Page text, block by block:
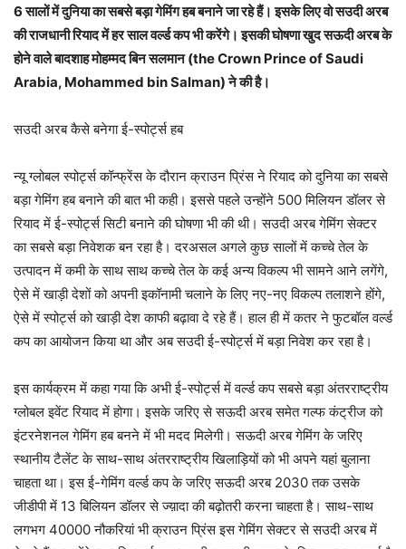
6 सालों में दुनिया का सबसे बड़ा गेमिंग हब बनाने जा रहे हैं। इसके लिए वो सउदी अरब
की राजधानी रियाद में हर साल वर्ल्ड कप भी करेंगे। इसकी घोषणा खुद सऊदी अरब के
होने वाले बादशाह मोहम्मद बिन सलमान (the Crown Prince of Saudi
Arabia, Mohammed bin Salman) ने की है।
सउदी अरब कैसे बनेगा ई-स्पोर्ट्स हब
न्यू ग्लोबल स्पोर्ट्स कॉन्फ्रेंस के दौरान क्राउन प्रिंस ने रियाद को दुनिया का सबसे
बड़ा गेमिंग हब बनाने की बात भी कही। इससे पहले उन्होंने 500 मिलियन डॉलर से
रियाद में ई-स्पोर्ट्स सिटी बनाने की घोषणा भी की थी। सउदी अरब गेमिंग सेक्टर
का सबसे बड़ा निवेशक बन रहा है। दरअसल अगले कुछ सालों में कच्चे तेल के
उत्पादन में कमी के साथ साथ कच्चे तेल के कई अन्य विकल्प भी सामने आने लगेंगे,
ऐसे में खाड़ी देशों को अपनी इकॉनामी चलाने के लिए नए-नए विकल्प तलाशने होंगे,
ऐसे में स्पोर्ट्स को खाड़ी देश काफी बढ़ावा दे रहे हैं। हाल ही में कतर ने फुटबॉल वर्ल्ड
कप का आयोजन किया था और अब सउदी ई-स्पोर्ट्स में बड़ा निवेश कर रहा है।
इस कार्यक्रम में कहा गया कि अभी ई-स्पोर्ट्स में वर्ल्ड कप सबसे बड़ा अंतरराष्ट्रीय
ग्लोबल इवेंट रियाद में होगा। इसके जरिए से सऊदी अरब समेत गल्फ कंट्रीज को
इंटरनेशनल गेमिंग हब बनने में भी मदद मिलेगी। सऊदी अरब गेमिंग के जरिए
स्थानीय टैलेंट के साथ-साथ अंतरराष्ट्रीय खिलाड़ियों को भी अपने यहां बुलाना
चाहता था। इस ई-गेमिंग वर्ल्ड कप के जरिए सऊदी अरब 2030 तक उसके
जीडीपी में 13 बिलियन डॉलर से ज्य़ादा की बढ़ोतरी करना चाहता है। साथ-साथ
लगभग 40000 नौकरियां भी क्राउन प्रिंस इस गेमिंग सेक्टर से सउदी अरब में